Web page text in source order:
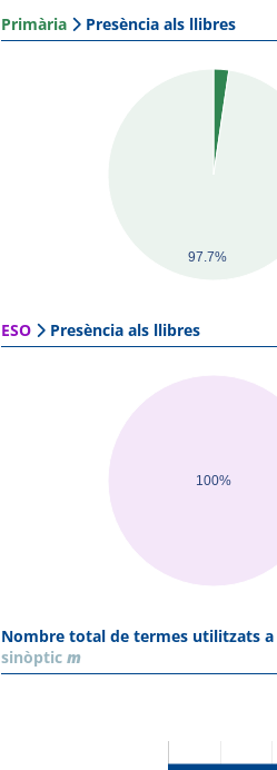
Primària Presència als llibres
97.7%
ESO Presència als llibres
100%
Nombre total de termes utilitzats a
sinòptic m